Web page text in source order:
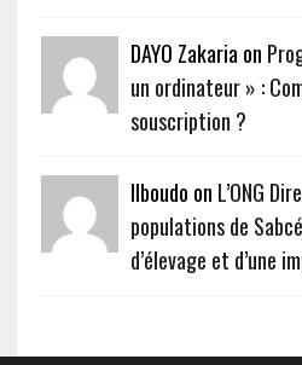
DAYO Zakaria on
un ordinateur » :
souscription ?
Ilboudo on L’ONG
populations de
d’élevage et d’une